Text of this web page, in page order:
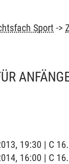
Sport ->
19:30 | C
16:00 | C